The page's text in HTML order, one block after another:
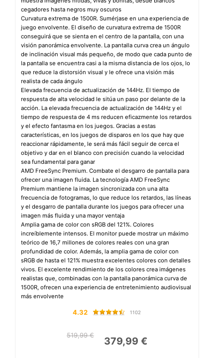
cegadores hasta negros muy oscuros
Curvatura extrema de 1500R. Sumérjase en una experiencia de
juego envolvente. El diseño de curvatura extrema de 1500R
conseguirá que se sienta en el centro de la pantalla, con una
visión panorámica envolvente. La pantalla curva crea un ángulo
de inclinación visual más pequeño, de modo que cada punto de
la pantalla se encuentra casi a la misma distancia de los ojos, lo
que reduce la distorsión visual y le ofrece una visión más
realista de cada ángulo
Elevada frecuencia de actualización de 144Hz. El tiempo de
respuesta de alta velocidad le sitúa un paso por delante de la
acción. La elevada frecuencia de actualización de 144Hz y el
tiempo de respuesta de 4 ms reducen eficazmente los retardos
y el efecto fantasma en los juegos. Gracias a estas
características, en los juegos de disparos en los que hay que
reaccionar rápidamente, le será más fácil seguir de cerca el
objetivo y dar en el blanco con precisión cuando la velocidad
sea fundamental para ganar
AMD FreeSync Premium. Combate el desgarro de pantalla para
ofrecer una imagen fluida. La tecnología AMD FreeSync
Premium mantiene la imagen sincronizada con una alta
frecuencia de fotogramas, lo que reduce los retardos, las líneas
y el desgarro de pantalla durante los juegos para ofrecer una
imagen más fluida y una mayor ventaja
Amplia gama de color con sRGB del 121%. Colores
increíblemente intensos. El monitor puede mostrar un máximo
teórico de 16,7 millones de colores reales con una gran
profundidad de color. Además, la amplia gama de color con
sRGB de hasta el 121% muestra excelentes colores con detalles
vivos. El excelente rendimiento de los colores crea imágenes
realistas que, combinadas con la pantalla panorámica curva de
1500R, ofrecen una experiencia de entretenimiento audiovisual
más envolvente
4.32 1102
519,99 € 379,99 €